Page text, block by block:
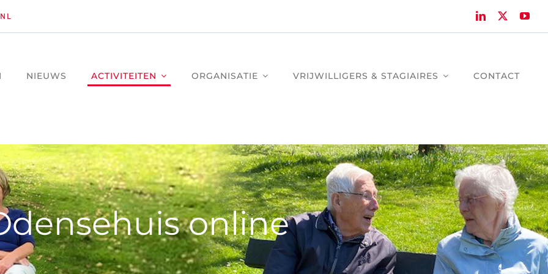
NIEUWS ACTIVITEITEN ORGANISATIE VRIJWILLIGERS & STAGIAIRES CONTACT
online